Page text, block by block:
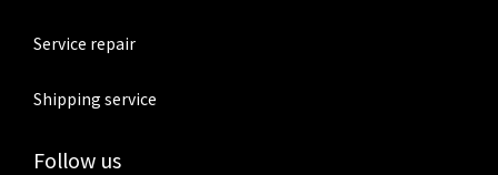
Service repair
Shipping service
Follow us